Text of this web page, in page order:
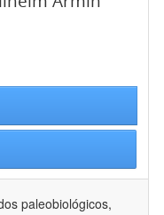
paleobiológicos,